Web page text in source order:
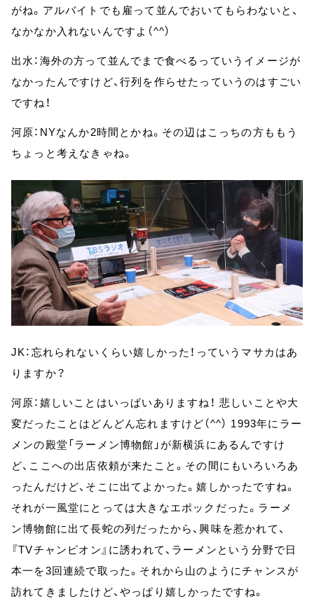
がね。アルバイトでも雇って並んでおいてもらわないと、
なかなか入れないんですよ（^^）
出水：海外の方って並んでまで食べるっていうイメージが
なかったんですけど、行列を作らせたっていうのはすごい
ですね！
河原：NYなんか2時間とかね。その辺はこっちの方ももう
ちょっと考えなきゃね。
JK：忘れられないくらい嬉しかった！っていうマサカはあ
りますか？
河原：嬉しいことはいっぱいありますね！ 悲しいことや大
変だったことはどんどん忘れますけど（^^） 1993年にラー
メンの殿堂「ラーメン博物館」が新横浜にあるんですけ
ど、ここへの出店依頼が来たこと。その間にもいろいろあ
ったんだけど、そこに出てよかった。嬉しかったですね。
それが一風堂にとっては大きなエポックだった。ラーメ
ン博物館に出て長蛇の列だったから、興味を惹かれて、
『TVチャンピオン』に誘われて、ラーメンという分野で日
本一を3回連続で取った。それから山のようにチャンスが
訪れてきましたけど、やっぱり嬉しかったですね。